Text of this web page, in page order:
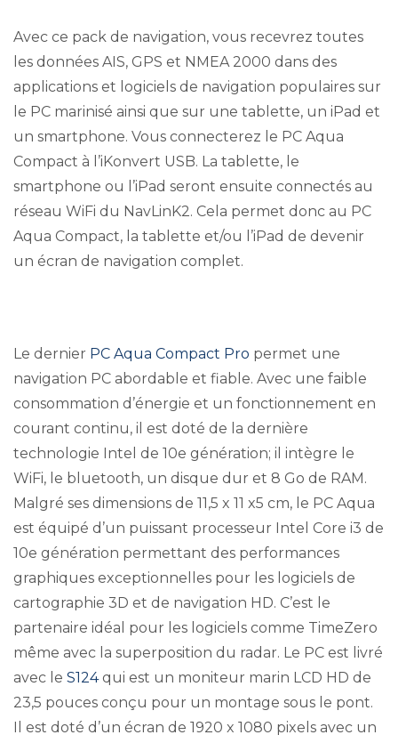
Avec ce pack de navigation, vous recevrez toutes
les données AIS, GPS et NMEA 2000 dans des
applications et logiciels de navigation populaires sur
le PC marinisé ainsi que sur une tablette, un iPad et
un smartphone. Vous connecterez le PC Aqua
Compact à l’iKonvert USB. La tablette, le
smartphone ou l’iPad seront ensuite connectés au
réseau WiFi du NavLinK2. Cela permet donc au PC
Aqua Compact, la tablette et/ou l’iPad de devenir
un écran de navigation complet.
Le dernier PC Aqua Compact Pro permet une
navigation PC abordable et fiable. Avec une faible
consommation d’énergie et un fonctionnement en
courant continu, il est doté de la dernière
technologie Intel de 10e génération; il intègre le
WiFi, le bluetooth, un disque dur et 8 Go de RAM.
Malgré ses dimensions de 11,5 x 11 x5 cm, le PC Aqua
est équipé d’un puissant processeur Intel Core i3 de
10e génération permettant des performances
graphiques exceptionnelles pour les logiciels de
cartographie 3D et de navigation HD. C’est le
partenaire idéal pour les logiciels comme TimeZero
même avec la superposition du radar. Le PC est livré
avec le S124qui est un moniteur marin LCD HD de
23,5 pouces conçu pour un montage sous le pont.
Il est doté d’un écran de 1920 x 1080 pixels avec un